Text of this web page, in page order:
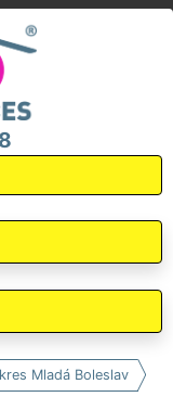
Mladá Boleslav